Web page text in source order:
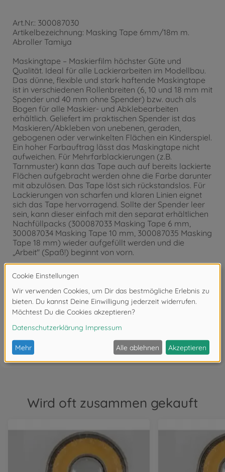
Art.Nr.: 300087030
Artikelbezeichnung: Masking Tape 6mm/18m m.
Abroller Tamiya
Maskingtape – Maskierfilm höchster Güte und
Qualität. Ideal für alle Lackierarbeiten im Modellbau.
Das dünne, flexible und stark haftende Maskingtape
ist in verschiedenen Rollenbreiten (6, 10 und 18 mm mit
Spender und 40 mm ohne Spender) bzw. auch als
Bogen für alle Maskier- und Abklebearbeiten
erhältlich. Geliefert im praktischen Spender ist das
Maskieren/Abkleben von unebenen, geraden,
gebogenen oder verwinkelten Flächen ein Kinderspiel.
Ein hoher Farbauftrag lässt das Maskingtape nicht
aufweichen. Für Mehrfarblackierungen (z.B.
Tarnmuster) kann das Tape auch auf bereits lackierte
Flächen aufgebracht werden ohne die Farbe darunter
mit abzulösen. Das Tape löst sich rückstandslos. Für
Lackierungen von scharfen und klaren Linien eignet
sich das Tape hervorragend. Sollte der Spender leer
sein, kann dieser einfach mit den separat erhältlichen
Nachfüllpacks (300087033 Masking Tape 6 mm,
300087034 Masking Tape 10 mm, 300087035 Masking
Tape 18 mm) wieder aufgefüllt werden und die
„Arbeit" (Spaß!) beginnt von vorn.
1 Spender, 1 Rolle Masking Tape 18 m x 6 mm
Bewertungen (8)
FAQ
Wird oft zusammen gekauft